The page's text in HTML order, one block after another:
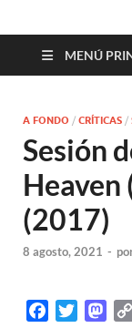
Cine
MENÚ
A FONDO / CRÍTICAS /
Sesión
(2017)
8 agosto, 2021 -
M